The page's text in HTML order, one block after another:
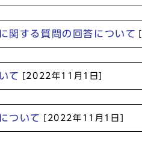
関する質問の回答について
て [2022年11月1日]
ついて [2022年11月1日]